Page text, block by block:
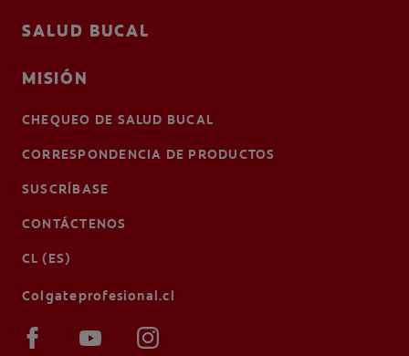
SALUD BUCAL
MISIÓN
CHEQUEO DE SALUD BUCAL
CORRESPONDENCIA DE PRODUCTOS
SUSCRÍBASE
CONTÁCTENOS
CL (ES)
Colgateprofesional.cl